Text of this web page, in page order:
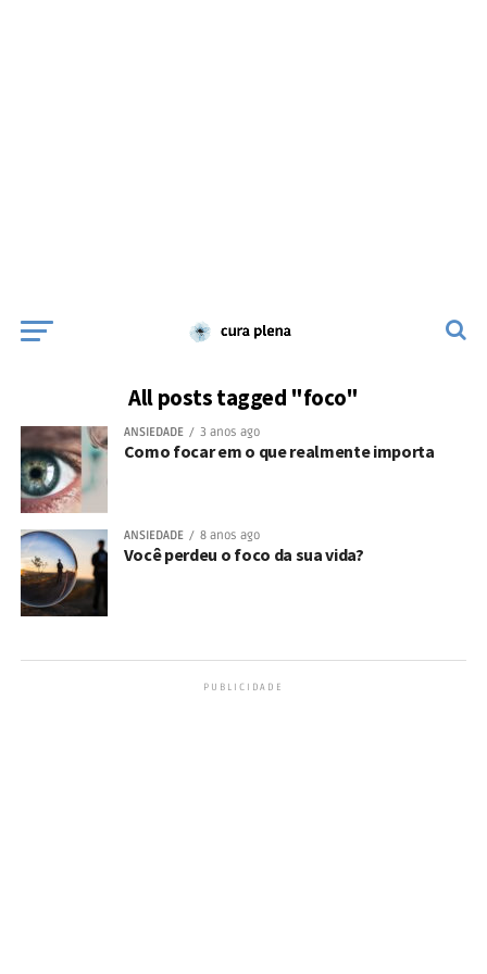
All posts tagged "foco"
ANSIEDADE 3 anos ago
Como focar em o que realmente importa
ANSIEDADE 8 anos ago
Você perdeu o foco da sua vida?
PUBLICIDADE